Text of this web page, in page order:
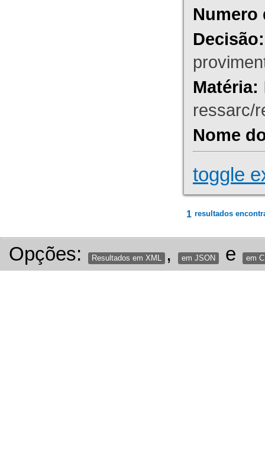
Numero
Decisão:
Matéria:
ressarc/
Nome
toggle
1 resultados
Opções: Resultados em XML , em JSON e em